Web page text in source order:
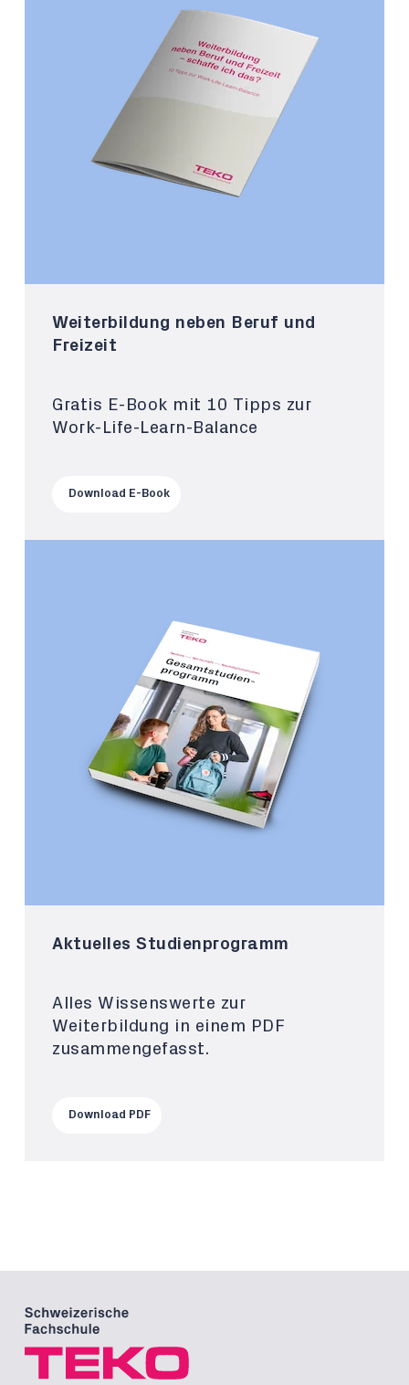
Weiterbildung neben Beruf und
Freizeit
Gratis E-Book mit 10 Tipps zur
Work-Life-Learn-Balance
Download E-Book
Aktuelles Studienprogramm
Alles Wissenswerte zur
Weiterbildung in einem PDF
zusammengefasst.
Download PDF